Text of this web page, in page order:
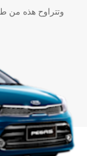
وتتراوح هذه من